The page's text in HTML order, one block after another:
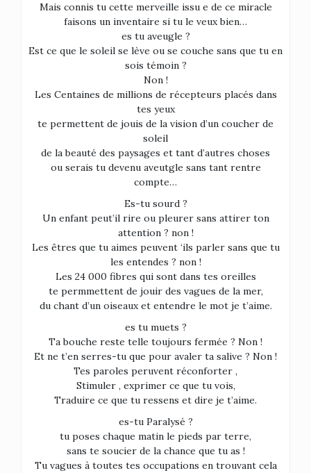
Mais connis tu cette merveille issu e de ce miracle
faisons un inventaire si tu le veux bien…
es tu aveugle ?
Est ce que le soleil se lève ou se couche sans que tu en
sois témoin ?
Non !
Les Centaines de millions de récepteurs placés dans
tes yeux
te permettent de jouis de la vision d’un coucher de
soleil
de la beauté des paysages et tant d’autres choses
ou serais tu devenu aveutgle sans tant rentre
compte…
Es-tu sourd ?
Un enfant peut’il rire ou pleurer sans attirer ton
attention ? non !
Les êtres que tu aimes peuvent ‘ils parler sans que tu
les entendes ? non !
Les 24 000 fibres qui sont dans tes oreilles
te permmettent de jouir des vagues de la mer,
du chant d’un oiseaux et entendre le mot je t’aime.
es tu muets ?
Ta bouche reste telle toujours fermée ? Non !
Et ne t’en serres-tu que pour avaler ta salive ? Non !
Tes paroles peruvent réconforter ,
Stimuler , exprimer ce que tu vois,
Traduire ce que tu ressens et dire je t’aime.
es-tu Paralysé ?
tu poses chaque matin le pieds par terre,
sans te soucier de la chance que tu as !
Tu vagues à toutes tes occupations en trouvant cela